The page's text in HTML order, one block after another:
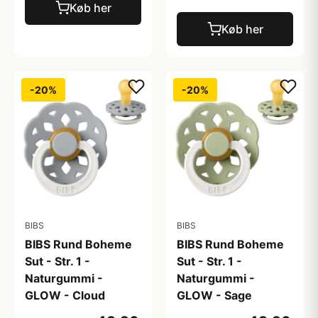
Køb her
Køb her
-20%
BIBS
BIBS Rund Boheme
Sut - Str. 1 -
Naturgummi -
GLOW - Cloud
-20%
BIBS
BIBS Rund Boheme
Sut - Str. 1 -
Naturgummi -
GLOW - Sage